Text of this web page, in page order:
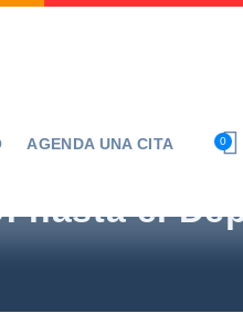
AGENDA UNA CITA 0
hasta el